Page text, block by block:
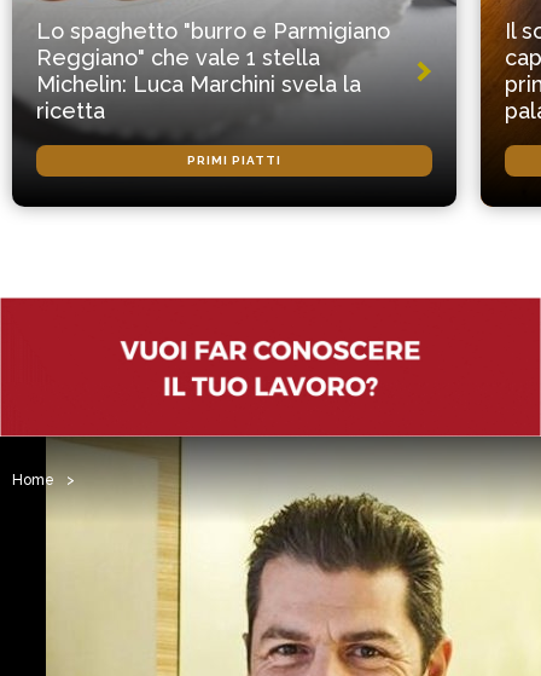
Lo spaghetto "burro e Parmigiano
Reggiano" che vale 1 stella
Michelin: Luca Marchini svela la
ricetta
PRIMI PIATTI
Il
Home >